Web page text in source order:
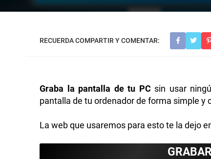
Graba la pantalla de tu PC sin usar
pantalla de tu ordenador de forma simple y
La web que usaremos para esto te la dejo